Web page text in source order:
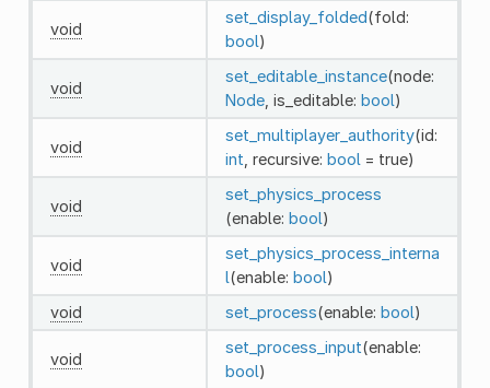
void
set_display_folded(fold:
bool)
void
set_editable_instance(node:
Node, is_editable: bool)
void
set_multiplayer_authority(id:
int , recursive: bool = true)
void
set_physics_process
(enable: bool)
void
set_physics_process_interna
l(enable: bool)
void
set_process(enable: bool)
void
set_process_input(enable:
bool)